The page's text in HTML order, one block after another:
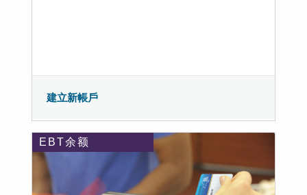
建立新帳戶
EBT余额